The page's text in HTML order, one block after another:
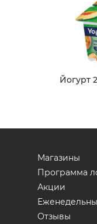
Йогурт
Магазины
Программа
Акции
Отзывы